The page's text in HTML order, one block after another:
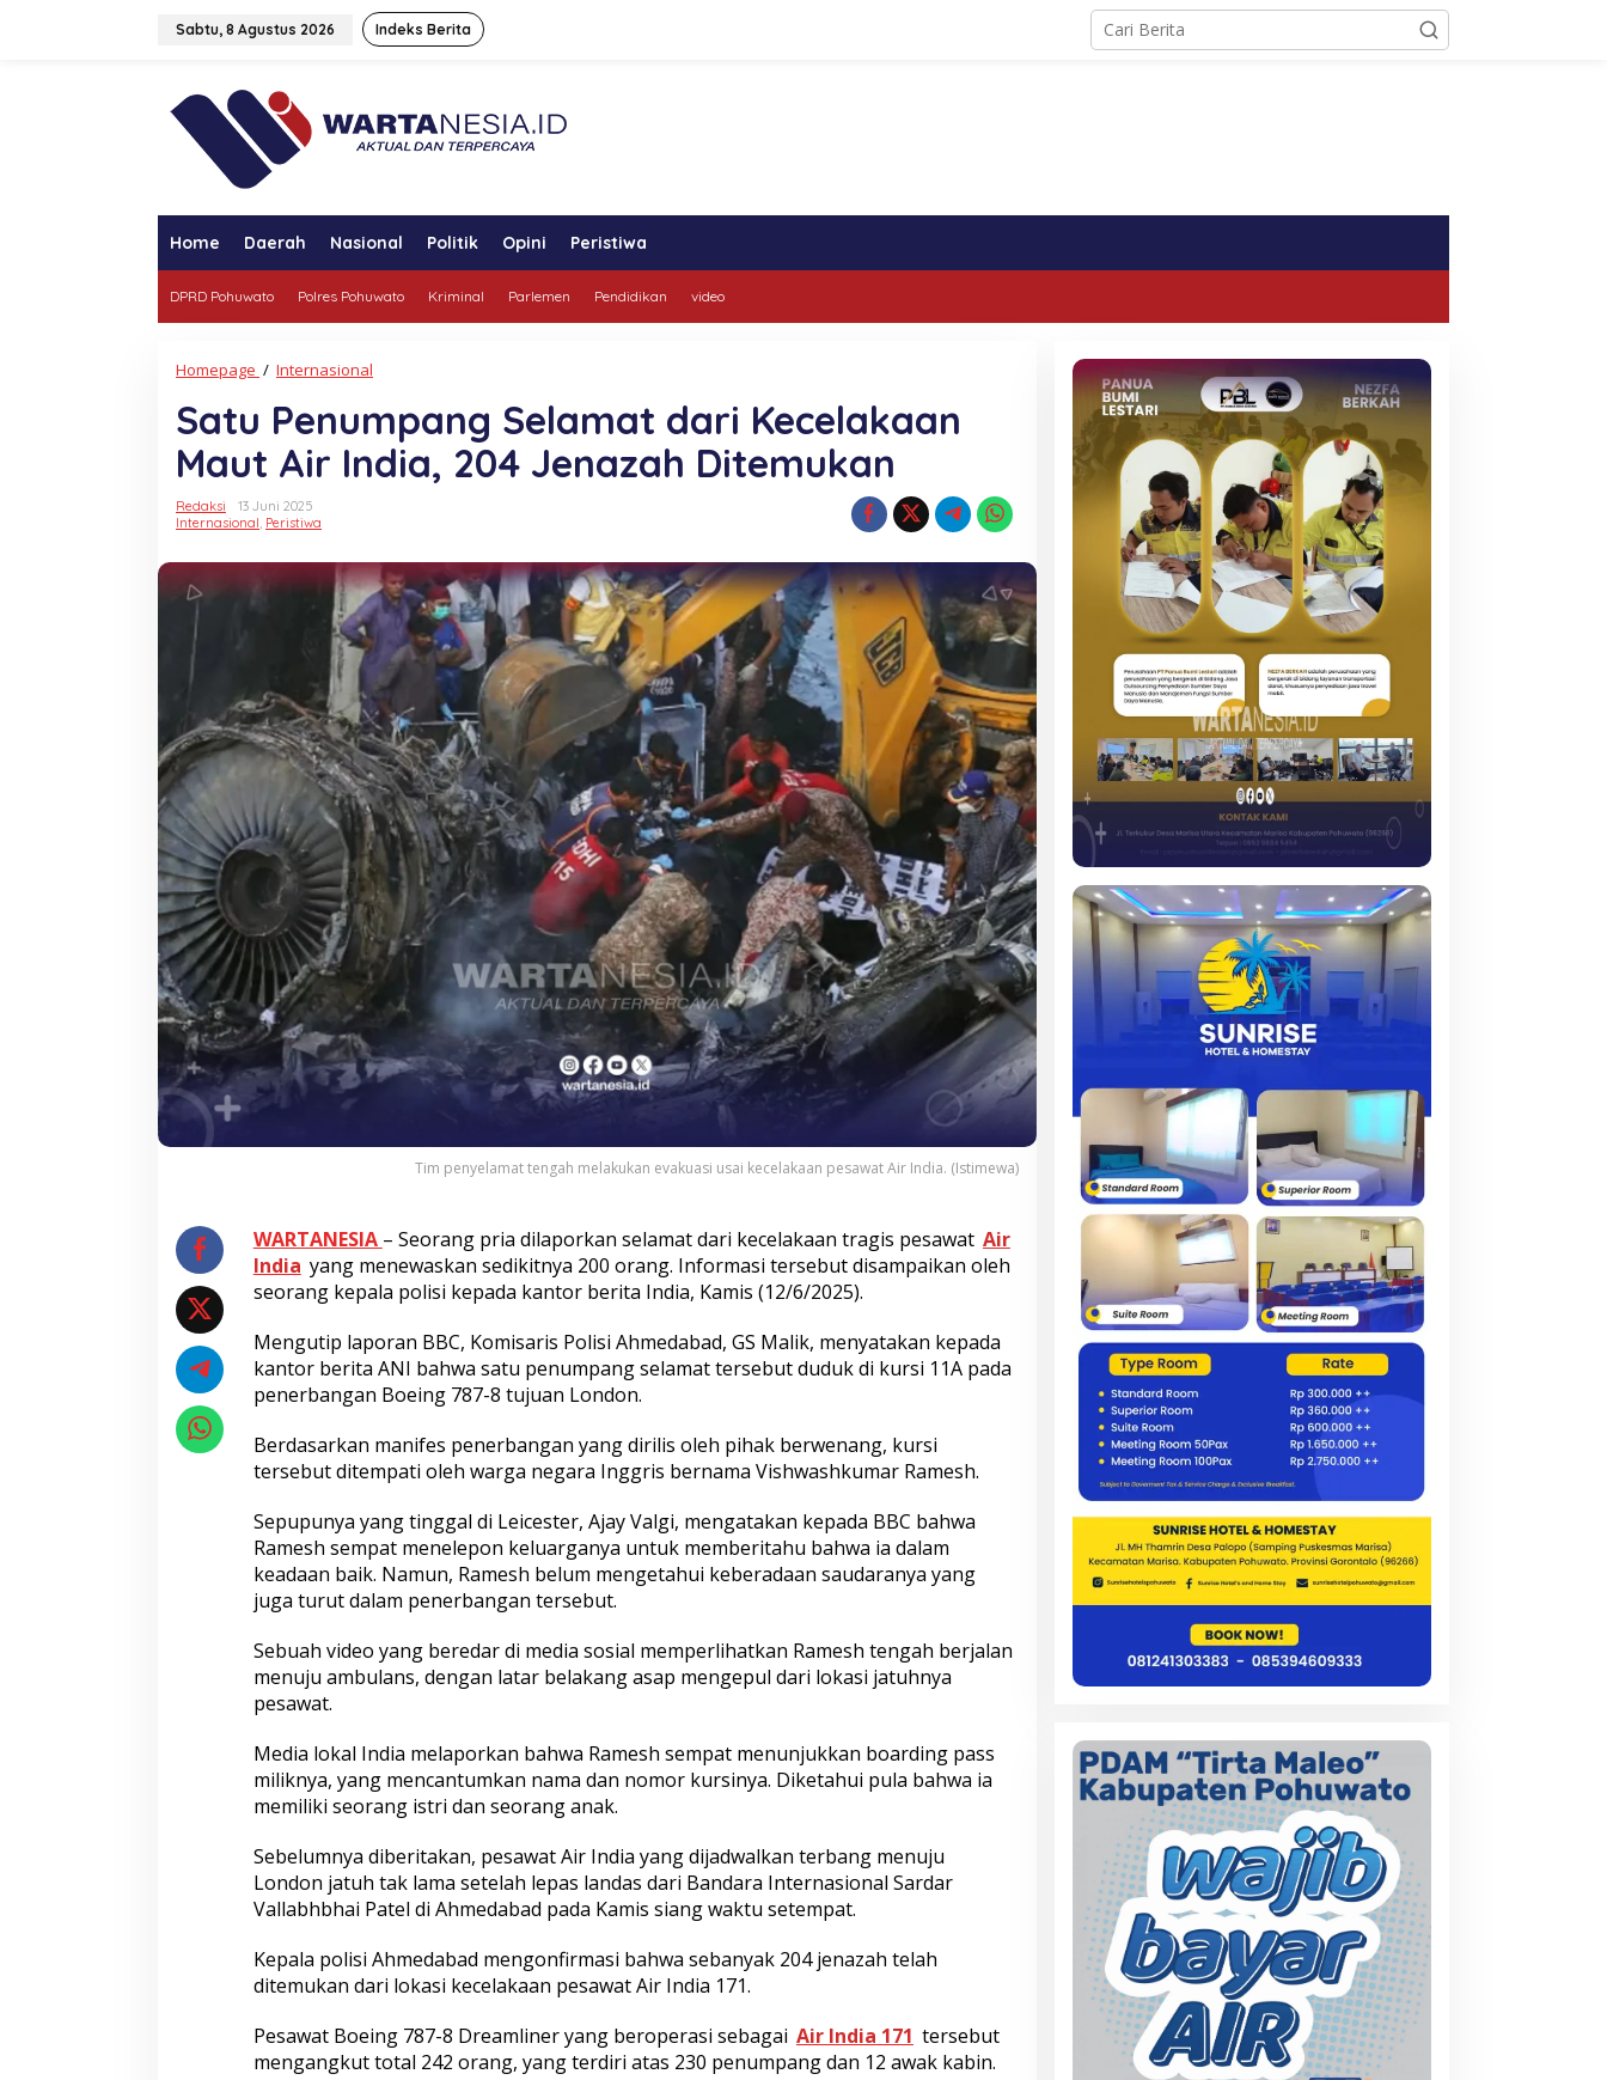
Sabtu, 8 Agustus 2026 Indeks Berita
Home Daerah Nasional Politik Opini Peristiwa
DPRD Pohuwato Polres Pohuwato Kriminal Parlemen Pendidikan video
Homepage / Internasional
Selamat
dari
Kecelakaan
Maut
Jenazah
Ditemukan
Satu Penumpang Selamat dari Kecelakaan
Maut Air India, 204 Jenazah Ditemukan
Redaksi
13 Juni 2025
Internasional, Peristiwa
Tim penyelamat tengah melakukan evakuasi usai kecelakaan pesawat Air India. (Istimewa)
WARTANESIA – Seorang pria dilaporkan selamat dari kecelakaan tragis pesawat Air
India yang menewaskan sedikitnya 200 orang. Informasi tersebut disampaikan oleh
seorang kepala polisi kepada kantor berita India, Kamis (12/6/2025).
Mengutip laporan BBC, Komisaris Polisi Ahmedabad, GS Malik, menyatakan kepada
kantor berita ANI bahwa satu penumpang selamat tersebut duduk di kursi 11A pada
penerbangan Boeing 787-8 tujuan London.
Berdasarkan manifes penerbangan yang dirilis oleh pihak berwenang, kursi
tersebut ditempati oleh warga negara Inggris bernama Vishwashkumar Ramesh.
Sepupunya yang tinggal di Leicester, Ajay Valgi, mengatakan kepada BBC bahwa
Ramesh sempat menelepon keluarganya untuk memberitahu bahwa ia dalam
keadaan baik. Namun, Ramesh belum mengetahui keberadaan saudaranya yang
juga turut dalam penerbangan tersebut.
Sebuah video yang beredar di media sosial memperlihatkan Ramesh tengah berjalan
menuju ambulans, dengan latar belakang asap mengepul dari lokasi jatuhnya
pesawat.
Media lokal India melaporkan bahwa Ramesh sempat menunjukkan boarding pass
miliknya, yang mencantumkan nama dan nomor kursinya. Diketahui pula bahwa ia
memiliki seorang istri dan seorang anak.
Sebelumnya diberitakan, pesawat Air India yang dijadwalkan terbang menuju
London jatuh tak lama setelah lepas landas dari Bandara Internasional Sardar
Vallabhbhai Patel di Ahmedabad pada Kamis siang waktu setempat.
Kepala polisi Ahmedabad mengonfirmasi bahwa sebanyak 204 jenazah telah
ditemukan dari lokasi kecelakaan pesawat Air India 171.
Pesawat Boeing 787-8 Dreamliner yang beroperasi sebagai Air India 171 tersebut
mengangkut total 242 orang, yang terdiri atas 230 penumpang dan 12 awak kabin.